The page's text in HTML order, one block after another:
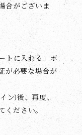
合がございま
トに入れる」ボ
が必要な場合が
ン)後、再度、
ください。